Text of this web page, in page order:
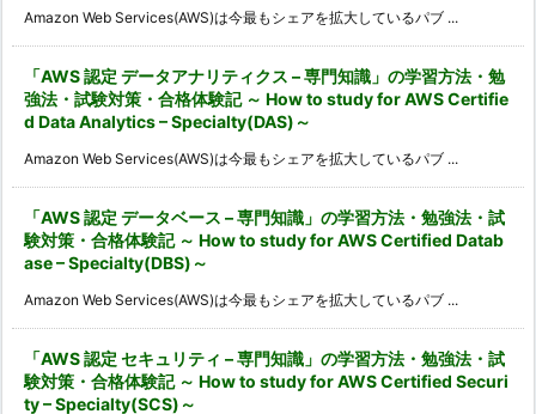
Amazon Web Services(AWS)は今最もシェアを拡大しているパブ ...
「AWS 認定 データアナリティクス – 専門知識」の学習方法・勉
強法・試験対策・合格体験記 ～ How to study for AWS Certifie
d Data Analytics – Specialty(DAS)～
Amazon Web Services(AWS)は今最もシェアを拡大しているパブ ...
「AWS 認定 データベース – 専門知識」の学習方法・勉強法・試
験対策・合格体験記 ～ How to study for AWS Certified Datab
ase – Specialty(DBS)～
Amazon Web Services(AWS)は今最もシェアを拡大しているパブ ...
「AWS 認定 セキュリティ – 専門知識」の学習方法・勉強法・試
験対策・合格体験記 ～ How to study for AWS Certified Securi
ty – Specialty(SCS)～